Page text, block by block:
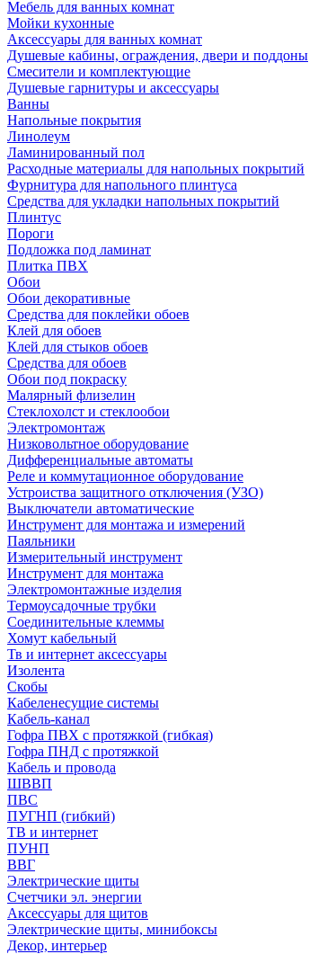
Мебель для ванных комнат
Мойки кухонные
Аксессуары для ванных комнат
Душевые кабины, ограждения, двери и поддоны
Смесители и комплектующие
Душевые гарнитуры и аксессуары
Ванны
Напольные покрытия
Линолеум
Ламинированный пол
Расходные материалы для напольных покрытий
Фурнитура для напольного плинтуса
Средства для укладки напольных покрытий
Плинтус
Пороги
Подложка под ламинат
Плитка ПВХ
Обои
Обои декоративные
Средства для поклейки обоев
Клей для обоев
Клей для стыков обоев
Средства для обоев
Обои под покраску
Малярный флизелин
Стеклохолст и стеклообои
Электромонтаж
Низковольтное оборудование
Дифференциальные автоматы
Реле и коммутационное оборудование
Устроиства защитного отключения (УЗО)
Выключатели автоматические
Инструмент для монтажа и измерений
Паяльники
Измерительный инструмент
Инструмент для монтажа
Электромонтажные изделия
Термоусадочные трубки
Соединительные клеммы
Хомут кабельный
Тв и интернет аксессуары
Изолента
Скобы
Кабеленесущие системы
Кабель-канал
Гофра ПВХ с протяжкой (гибкая)
Гофра ПНД с протяжкой
Кабель и провода
ШВВП
ПВС
ПУГНП (гибкий)
ТВ и интернет
ПУНП
ВВГ
Электрические щиты
Счетчики эл. энергии
Аксессуары для щитов
Электрические щиты, минибоксы
Декор, интерьер